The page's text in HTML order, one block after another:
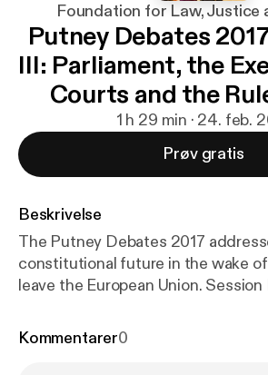
Foundation for Law, Justice
Putney Debates
III: Parliament, the
Courts and the
1 h 29 min · 24. feb.
Prøv gratis
Beskrivelse
The Putney Debates 2017
constitutional future in the wake
leave the European Union. Session
chaired by Joshua Rozenberg,
Kommentarer0